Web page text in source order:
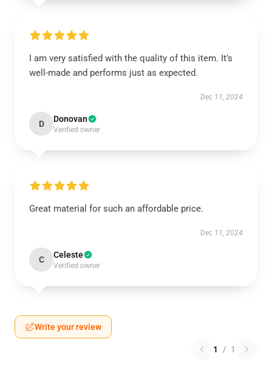
I am very satisfied with the quality of this item. It’s
well-made and performs just as expected.
Dec 11, 2024
D Donovan
Verified owner
Great material for such an affordable price.
Dec 11, 2024
C Celeste
Verified owner
Write your review
1 / 1